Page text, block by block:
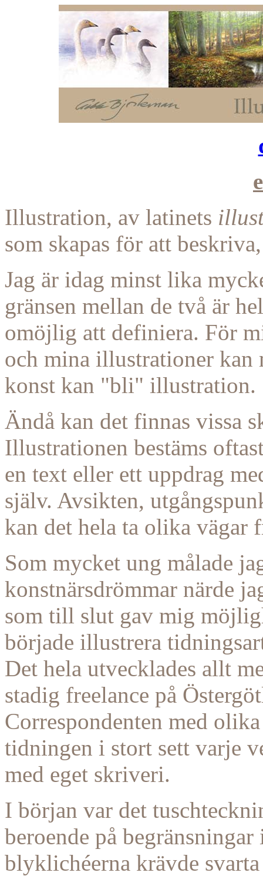
Illustration, av latinets
som skapas för att
Jag är idag minst lika
gränsen mellan de två är
omöjlig att definiera. För
och mina illustrationer
konst kan "bli" illustration.
Ändå kan det finnas vissa
Illustrationen bestäms
en text eller ett uppdrag
själv. Avsikten,
kan det hela ta olika vägar
Som mycket ung målade
konstnärsdrömmar närde
som till slut gav mig
började illustrera
Det hela utvecklades allt
stadig freelance på
Correspondenten med
tidningen i stort sett varje
med eget skriveri.
I början var det
beroende på
blyklichéerna krävde